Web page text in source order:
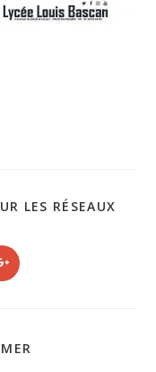
LES RÉSEAUX